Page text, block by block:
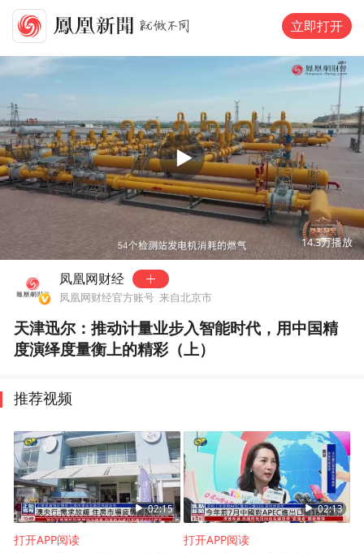
立即打开
00:00 15:35
14.3万播放
凤凰网财经
凤凰网财经官方账号 来自北京市
天津迅尔：推动计量业步入智能时代，用中国精
度演绎度量衡上的精彩（上）
推荐视频
02:15
打开APP阅读
02:13
打开APP阅读